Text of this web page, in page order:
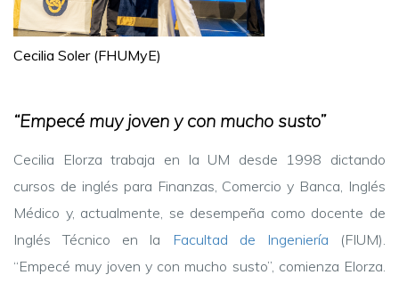
Cecilia Soler (FHUMyE)
“Empecé muy joven y con mucho susto”
Cecilia Elorza trabaja en la UM desde 1998 dictando
cursos de inglés para Finanzas, Comercio y Banca, Inglés
Médico y, actualmente, se desempeña como docente de
Inglés Técnico en la
Facultad de Ingeniería (FIUM).
“Empecé muy joven y con mucho susto”, comienza Elorza.